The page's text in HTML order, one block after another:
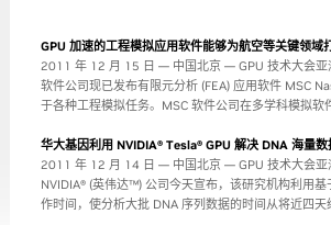
GPU 加速的工程模拟应用软件能够为航空等关键领域
2011 年 12 月 15 日 — 中国北京 — GPU 技术大会亚
软件公司现已发布有限元分析 (FEA) 应用软件 MSC
于各种工程模拟任务。MSC 软件公司在多学科模拟软
华大基因利用 NVIDIA® Tesla® GPU 解决 DNA 海量数
2011 年 12 月 14 日 — 中国北京 — GPU 技术大会亚
NVIDIA® (英伟达™) 公司今天宣布，该研究机构利用
作时间，使分析大批 DNA 序列数据的时间从将近四天